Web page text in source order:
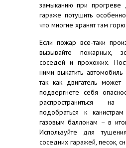
замыканию при прогреве
гараже потушить
что многие хранят там
Если пожар все-таки
вызывайте пожарных,
соседей и прохожих.
ними выкатить
так как двигатель
подвергнете себя
распространиться
подобраться к
газовым баллонам – в
Используйте для
соседних гаражей, песок,